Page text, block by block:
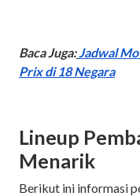
Baca Juga: Jadwal
Prix di 18 Negara
Lineup
Menarik
Berikut ini informasi